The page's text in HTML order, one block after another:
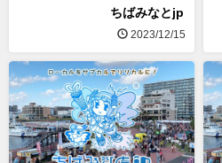
ちばみなとjp
2023/12/15